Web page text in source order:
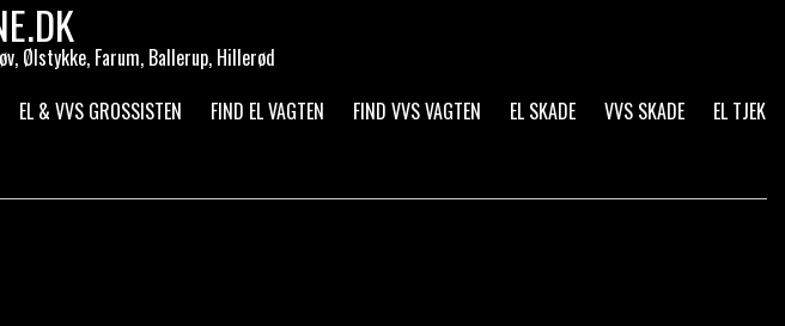
Ølstykke, Farum, Ballerup, Hillerød
EL & VVS GROSSISTEN FIND EL VAGTEN FIND VVS VAGTEN EL SKADE VVS SKADE
EL TJEK